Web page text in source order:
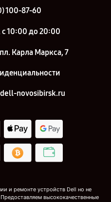
100-87-60
10:00 до 20:00
Карла Маркса, 7
novosibirsk.ru
и ремонте устройств Dell но не
высококачественные